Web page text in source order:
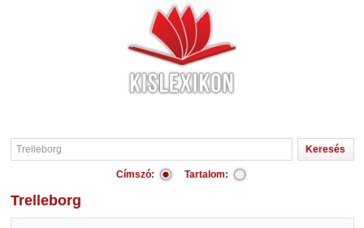
Címszó: Tartalom:
Trelleborg